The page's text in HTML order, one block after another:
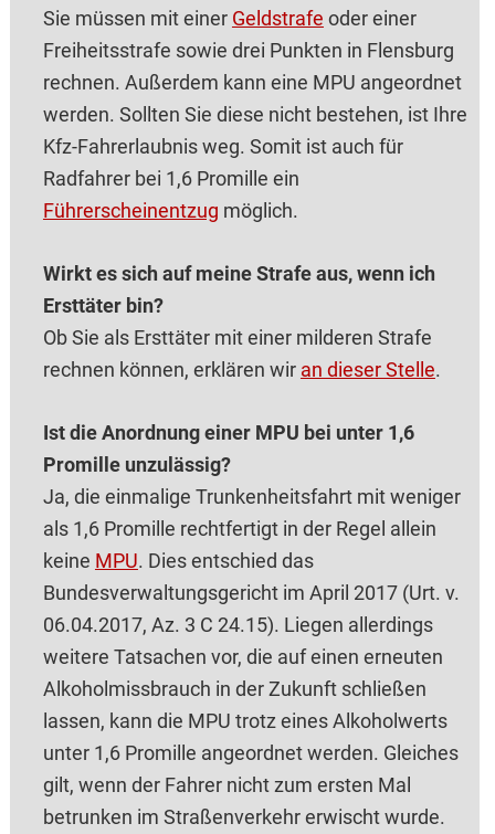
Sie müssen mit einer Geldstrafe oder einer
Freiheitsstrafe sowie drei Punkten in Flensburg
rechnen. Außerdem kann eine MPU angeordnet
werden. Sollten Sie diese nicht bestehen, ist Ihre
Kfz-Fahrerlaubnis weg. Somit ist auch für
Radfahrer bei 1,6 Promille ein
Führerscheinentzug möglich.
Wirkt es sich auf meine Strafe aus, wenn ich
Ersttäter bin?
Ob Sie als Ersttäter mit einer milderen Strafe
rechnen können, erklären wir an dieser Stelle.
Ist die Anordnung einer MPU bei unter 1,6
Promille unzulässig?
Ja, die einmalige Trunkenheitsfahrt mit weniger
als 1,6 Promille rechtfertigt in der Regel allein
keine MPU. Dies entschied das
Bundesverwaltungsgericht im April 2017 (Urt. v.
06.04.2017, Az. 3 C 24.15). Liegen allerdings
weitere Tatsachen vor, die auf einen erneuten
Alkoholmissbrauch in der Zukunft schließen
lassen, kann die MPU trotz eines Alkoholwerts
unter 1,6 Promille angeordnet werden. Gleiches
gilt, wenn der Fahrer nicht zum ersten Mal
betrunken im Straßenverkehr erwischt wurde.